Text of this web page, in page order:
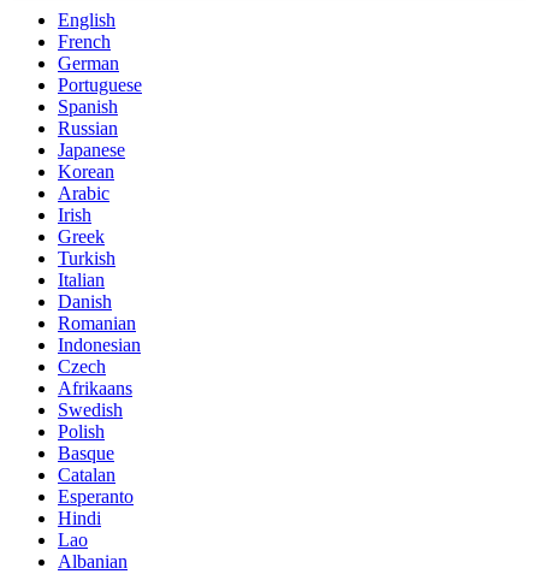
English
French
German
Portuguese
Spanish
Russian
Japanese
Korean
Arabic
Irish
Greek
Turkish
Italian
Danish
Romanian
Indonesian
Czech
Afrikaans
Swedish
Polish
Basque
Catalan
Esperanto
Hindi
Lao
Albanian